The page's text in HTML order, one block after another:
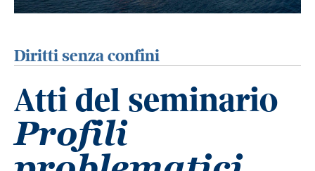
Diritti senza confini
Atti del seminario
Profili